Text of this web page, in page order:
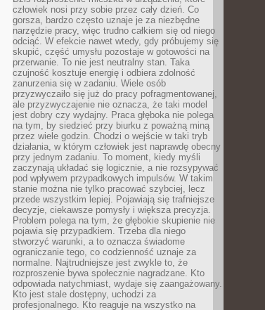
człowiek nosi przy sobie przez cały dzień. Co
gorsza, bardzo często uznaje je za niezbędne
narzędzie pracy, więc trudno całkiem się od niego
odciąć. W efekcie nawet wtedy, gdy próbujemy się
skupić, część umysłu pozostaje w gotowości na
przerwanie. To nie jest neutralny stan. Taka
czujność kosztuje energię i odbiera zdolność
zanurzenia się w zadaniu. Wiele osób
przyzwyczaiło się już do pracy pofragmentowanej,
ale przyzwyczajenie nie oznacza, że taki model
jest dobry czy wydajny. Praca głęboka nie polega
na tym, by siedzieć przy biurku z poważną miną
przez wiele godzin. Chodzi o wejście w taki tryb
działania, w którym człowiek jest naprawdę obecny
przy jednym zadaniu. To moment, kiedy myśli
zaczynają układać się logicznie, a nie rozsypywać
pod wpływem przypadkowych impulsów. W takim
stanie można nie tylko pracować szybciej, lecz
przede wszystkim lepiej. Pojawiają się trafniejsze
decyzje, ciekawsze pomysły i większa precyzja.
Problem polega na tym, że głębokie skupienie nie
pojawia się przypadkiem. Trzeba dla niego
stworzyć warunki, a to oznacza świadome
ograniczanie tego, co codzienność uznaje za
normalne. Najtrudniejsze jest zwykle to, że
rozproszenie bywa społecznie nagradzane. Kto
odpowiada natychmiast, wydaje się zaangażowany.
Kto jest stale dostępny, uchodzi za
profesjonalnego. Kto reaguje na wszystko na